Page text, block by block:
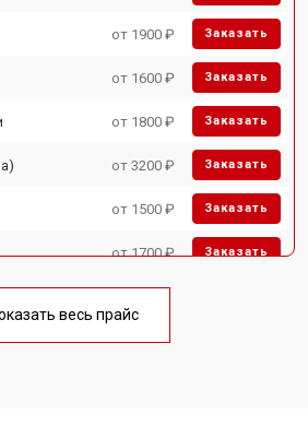
от 1900 ₽ Заказать
от 1600 ₽ Заказать
от 1800 ₽ Заказать
от 3200 ₽ Заказать
от 1500 ₽ Заказать
от 1700 ₽ Заказать
от 1750 ₽
весь прайс